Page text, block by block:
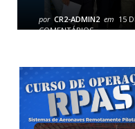
por CR2-ADMIN2 em 15
COMENTÁRIOS